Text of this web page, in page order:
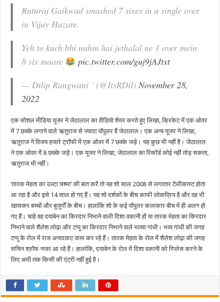
Ruturaj Gaikwad smashed 7 sixes in a single over
in Vijay Hazare.
Yeh to kuch bhi nahin hai jethalal ne 1 over mein
8 six maare
pic.twitter.com/guj9jAJtxt
— Dilip Rangwani  (@ItsRDil)November 28,
2022
एक सोशल मीडिया यूजर ने जेठालाल का वीडियो शेयर करते हुए लिखा, क्रिकेट में एक ओवर
में 7 छक्के लगाने वाले ऋतुराज से ज्यादा पॉपुलर हैं जेठालाल। एक अन्य यूजर ने लिखा,
ऋतुराज ने विजय हजारे ट्रॉफी में एक ओवर में 7 छक्के जड़े। यह कुछ भी नहीं है। जेठालाल
ने एक ओवर में 8 छक्के जड़े। एक यूजर ने लिखा, जेठालाल का रिकॉर्ड कोई नहीं तोड़ सकता,
ऋतुराज भी नहीं।
‘तारक मेहता का उल्टा चश्मा’ की बात करें तो यह शो साल 2008 से लगातार टेलीकास्ट होता
आ रहा है और इसे 14 साल हो गए हैं। यह शो दर्शकों के बीच काफी लोकप्रिय है और वह भी
खासकर बच्चों और बुजुर्गों के बीच। हालांकि शो के कई पॉपुलर कलाकार बीच में ही अलग हो
गए हैं। चाहे वह दयाबेन का किरदार निभाने वाली दिशा वकानी हों या तारक मेहता का किरदार
निभाने वाले शैलेश लोढ़ा और टप्पू का किरदार निभाने वाले भाव्या गांधी। भव्य गांधी की जगह
टप्पू के रोल में राज अनादकट काम कर रहे हैं। तारक मेहता के रोल में शैलेश लोढ़ा की जगह
सचिन श्रॉफ नजर आ रहे हैं। हालांकि, दयाबेन के रोल में दिशा वकानी को रिप्लेस करने के
लिए अभी तक किसी की एंट्री नहीं हुई है।